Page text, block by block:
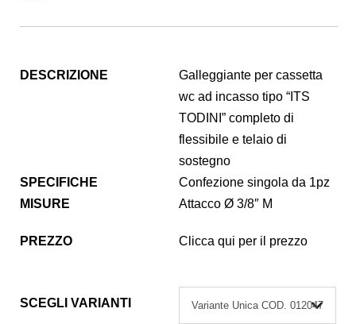
DESCRIZIONE
Galleggiante per cassetta
wc ad incasso tipo “ITS
TODINI” completo di
flessibile e telaio di
sostegno
SPECIFICHE
Confezione singola da 1pz
MISURE
Attacco Ø 3/8″ M
PREZZO Clicca qui per il prezzo
SCEGLI VARIANTI